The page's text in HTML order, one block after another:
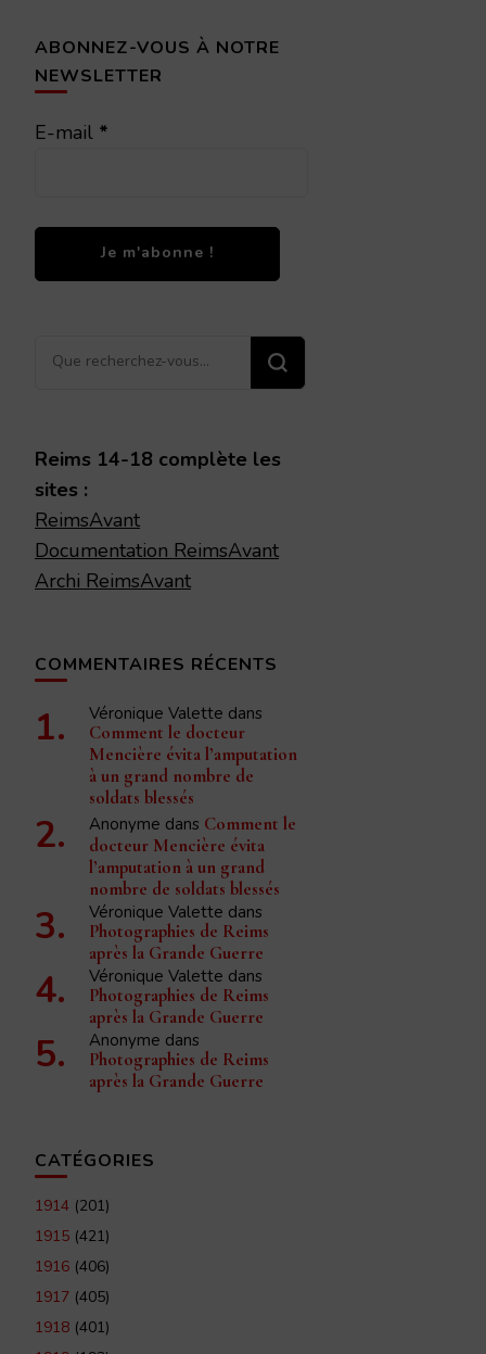
ABONNEZ-VOUS À NOTRE
NEWSLETTER
E-mail *
Vous
Reims 14-18 complète les
sites :
ReimsAvant
Documentation ReimsAvant
Archi ReimsAvant
COMMENTAIRES RÉCENTS
Véronique Valette dans
Comment le docteur
Mencière évita l’amputation
à un grand nombre de
soldats blessés
Anonyme dans Comment le
docteur Mencière évita
l’amputation à un grand
nombre de soldats blessés
Véronique Valette dans
Photographies de Reims
après la Grande Guerre
Véronique Valette dans
Photographies de Reims
après la Grande Guerre
Anonyme dans
Photographies de Reims
après la Grande Guerre
CATÉGORIES
1914 (201)
1915 (421)
1916 (406)
1917 (405)
1918 (401)